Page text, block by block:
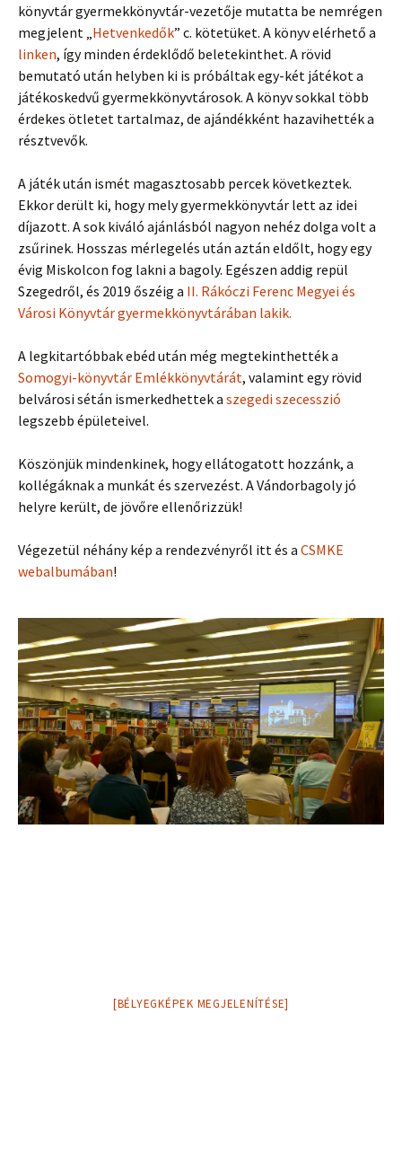
könyvtár gyermekkönyvtár-vezetője mutatta be nemrégen
megjelent „Hetvenkedők” c. kötetüket. A könyv elérhető a
linken, így minden érdeklődő beletekinthet. A rövid
bemutató után helyben ki is próbáltak egy-két játékot a
játékoskedvű gyermekkönyvtárosok. A könyv sokkal több
érdekes ötletet tartalmaz, de ajándékként hazavihették a
résztvevők.
A játék után ismét magasztosabb percek következtek.
Ekkor derült ki, hogy mely gyermekkönyvtár lett az idei
díjazott. A sok kiváló ajánlásból nagyon nehéz dolga volt a
zsűrinek. Hosszas mérlegelés után aztán eldőlt, hogy egy
évig Miskolcon fog lakni a bagoly. Egészen addig repül
Szegedről, és 2019 őszéig a II. Rákóczi Ferenc Megyei és
Városi Könyvtár gyermekkönyvtárában lakik.
A legkitartóbbak ebéd után még megtekinthették a
Somogyi-könyvtár Emlékkönyvtárát, valamint egy rövid
belvárosi sétán ismerkedhettek a szegedi szecesszió
legszebb épületeivel.
Köszönjük mindenkinek, hogy ellátogatott hozzánk, a
kollégáknak a munkát és szervezést. A Vándorbagoly jó
helyre került, de jövőre ellenőrizzük!
Végezetül néhány kép a rendezvényről itt és a CSMKE
webalbumában!
[BÉLYEGKÉPEK MEGJELENÍTÉSE]